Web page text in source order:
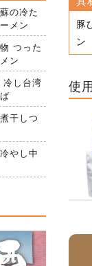
豚
ン
使
の冷た
メン
つった
ン
冷し台湾
干しつ
やし中